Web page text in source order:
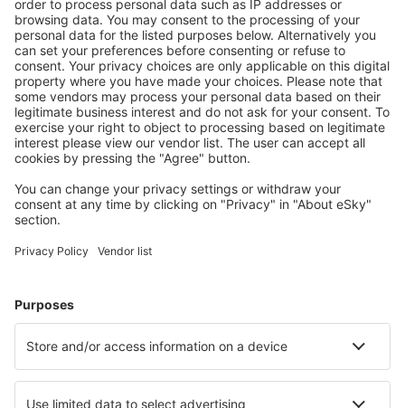
Thessaloniki Makedonia (SKG)
Milos National Airport (MLO)
Mykonos Airport (JMK)
Mitylena Intl Airport (MJT)
Volos Nea Anchialos (VOL)
Paros Airport (PAS)
Santorini Kamari (JTR)
Sitia Airport (JSH)
Skiathos Airport (JSI)